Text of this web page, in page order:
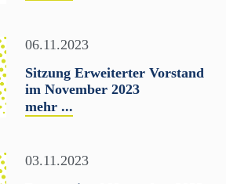
06.11.2023
Sitzung Erweiterter Vorstand
im November 2023
mehr ...
03.11.2023